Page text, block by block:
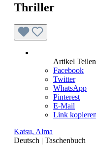
Thriller
Artikel
Facebook
Twitter
WhatsApp
Pinterest
E-Mail
Link kopieren
Katsu, Alma
Deutsch | Taschenbuch